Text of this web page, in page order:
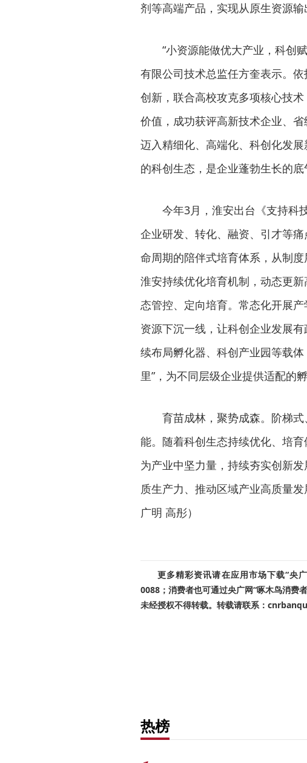
剂等高端产品，实现从原生资源输
“小资源能做优大产业，科创
有限公司技术总监任方奎表示。
创新，联合高校攻克多项核心技
价值，成功获评高新技术企业、
迈入精细化、高端化、科创化发
的科创生态，是企业蓬勃生长的底
今年3月，淮安出台《支持科
企业研发、转化、融资、引才等
命周期的陪伴式培育体系，从制
淮安持续优化培育机制，动态更
态管控、定向培育。常态化开展
资源下沉一线，让科创企业发展
续布局孵化器、科创产业园等载
里”，为不同层级企业提供适配的
育苗成林，聚势成森。阶梯
能。随着科创生态持续优化、培
为产业中坚力量，持续夯实创新
质生产力、推动区域产业高质量
广明 高彤）
更多精彩资讯请在应用市场下载“央
0088；消费者也可通过央广网“啄木鸟消费
未经授权不得转载。转载请联系：
热榜